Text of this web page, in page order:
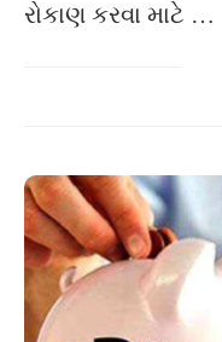
રોકાણ કરવા માટે …